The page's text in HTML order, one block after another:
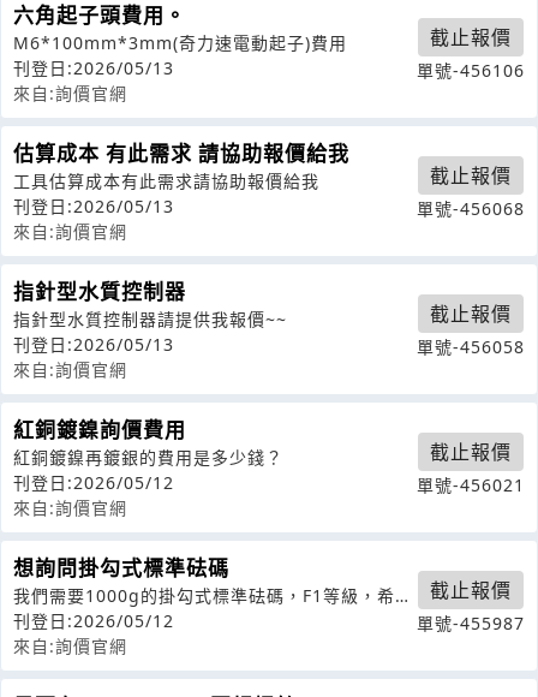
六角起子頭費用。
M6*100mm*3mm(奇力速電動起子)費用
刊登日:2026/05/13
來自:詢價官網
截止報價
單號-456106
估算成本 有此需求 請協助報價給我
工具估算成本有此需求請協助報價給我
刊登日:2026/05/13
來自:詢價官網
截止報價
單號-456068
指針型水質控制器
指針型水質控制器請提供我報價~~
刊登日:2026/05/13
來自:詢價官網
截止報價
單號-456058
紅銅鍍鎳詢價費用
紅銅鍍鎳再鍍銀的費用是多少錢？
刊登日:2026/05/12
來自:詢價官網
截止報價
單號-456021
想詢問掛勾式標準砝碼
我們需要1000g的掛勾式標準砝碼，F1等級，希望
可以報價，掛勾需要細一點，我們
刊登日:2026/05/12
來自:詢價官網
截止報價
單號-455987